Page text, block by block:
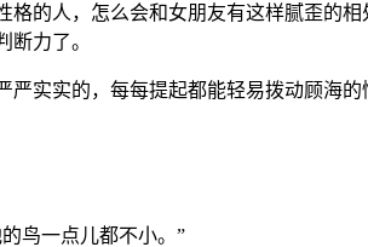
的人，怎么会和女朋友有这样腻歪的
力了。
实实的，每每提起都能轻易拨动顾海的
鸟一点儿都不小。”